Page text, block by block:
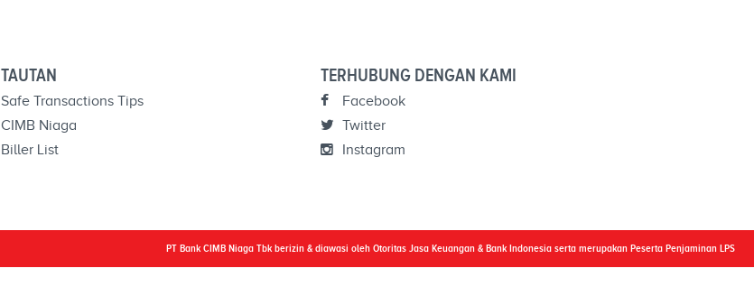
TAUTAN
Safe Transactions Tips
CIMB Niaga
Biller List
TERHUBUNG DENGAN KAMI
Facebook
Twitter
Instagram
PT Bank CIMB Niaga Tbk berizin & diawasi oleh Otoritas Jasa Keuangan & Bank Indonesia serta merupakan Peserta Penjaminan LPS